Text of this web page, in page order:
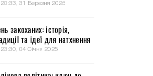
20:33, 31 Березня 2025
закоханих: історія,
та ідеї для натхнення
23:30, 04 Січня 2025